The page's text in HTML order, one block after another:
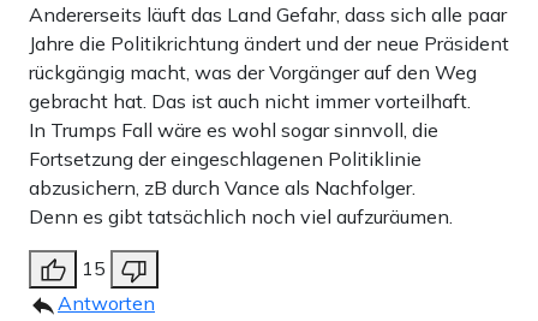
Andererseits läuft das Land Gefahr, dass sich alle paar
Jahre die Politikrichtung ändert und der neue Präsident
rückgängig macht, was der Vorgänger auf den Weg
gebracht hat. Das ist auch nicht immer vorteilhaft.
In Trumps Fall wäre es wohl sogar sinnvoll, die
Fortsetzung der eingeschlagenen Politiklinie
abzusichern, zB durch Vance als Nachfolger.
Denn es gibt tatsächlich noch viel aufzuräumen.
15
Antworten